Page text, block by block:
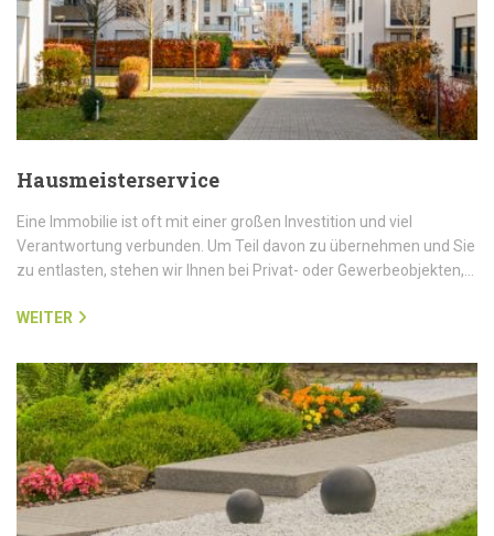
Hausmeisterservice
Eine Immobilie ist oft mit einer großen Investition und viel
Verantwortung verbunden. Um Teil davon zu übernehmen und Sie
zu entlasten, stehen wir Ihnen bei Privat- oder Gewerbeobjekten,…
WEITER